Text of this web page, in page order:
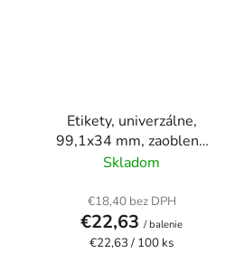
Etikety, univerzálne,
99,1x34 mm, zaoblené
rohyú, APLI, 1600
Skladom
€18,40 bez DPH
€22,63 / balenie
Jednotková
€22,63 / 100 ks